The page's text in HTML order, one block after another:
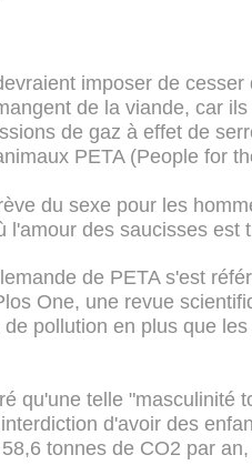
imposer de
de la viande, car
de gaz à effet de
PETA (People for
du sexe pour les
l'amour des saucisses est
de PETA s'est
One, une revue
pollution en plus que
qu'une telle "masculinité
d'avoir des
tonnes de CO2 par